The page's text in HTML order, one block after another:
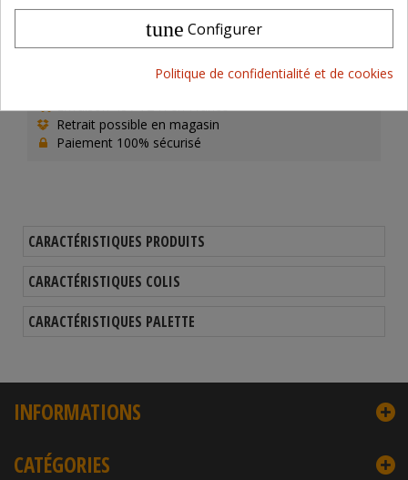
Le produit n'est pas disponible actuellement, merci de
Livraison 48 / 72 H en France
Retrait possible en magasin
Paiement 100% sécurisé
CARACTÉRISTIQUES PRODUITS
CARACTÉRISTIQUES COLIS
CARACTÉRISTIQUES PALETTE
INFORMATIONS
CATÉGORIES
tune Configurer
Politique de confidentialité et de cookies